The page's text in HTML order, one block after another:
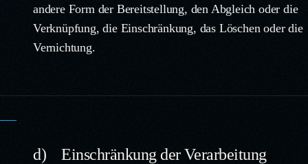
andere Form der Bereitstellung, den Abgleich oder die
Verknüpfung, die Einschränkung, das Löschen oder die
Vernichtung.
d) Einschränkung der Verarbeitung